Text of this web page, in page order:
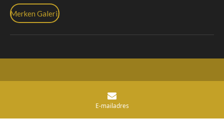
Merken Galerij
E-mailadres